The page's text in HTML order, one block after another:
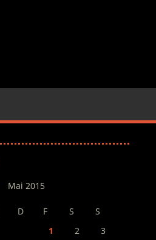
Mai 2015
D F S
S
1
2
3